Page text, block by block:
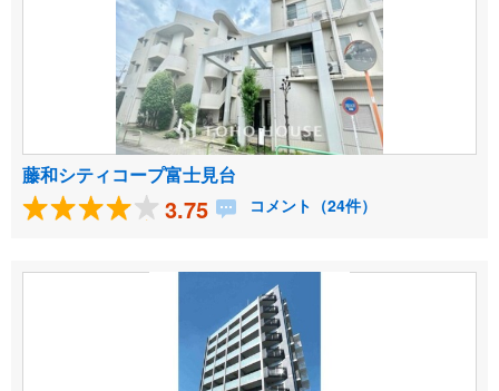
藤和シティコープ富士見台
3.75 コメント（24件）